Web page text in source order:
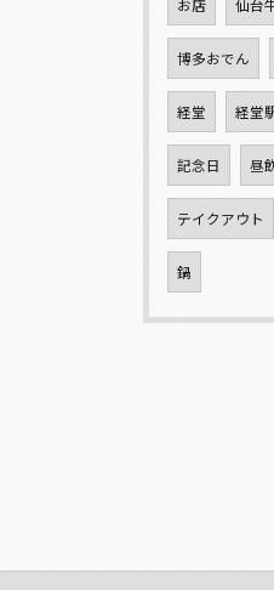
お店 仙台
博多おでん
経堂 経堂
記念日 昼
テイクアウト
鍋